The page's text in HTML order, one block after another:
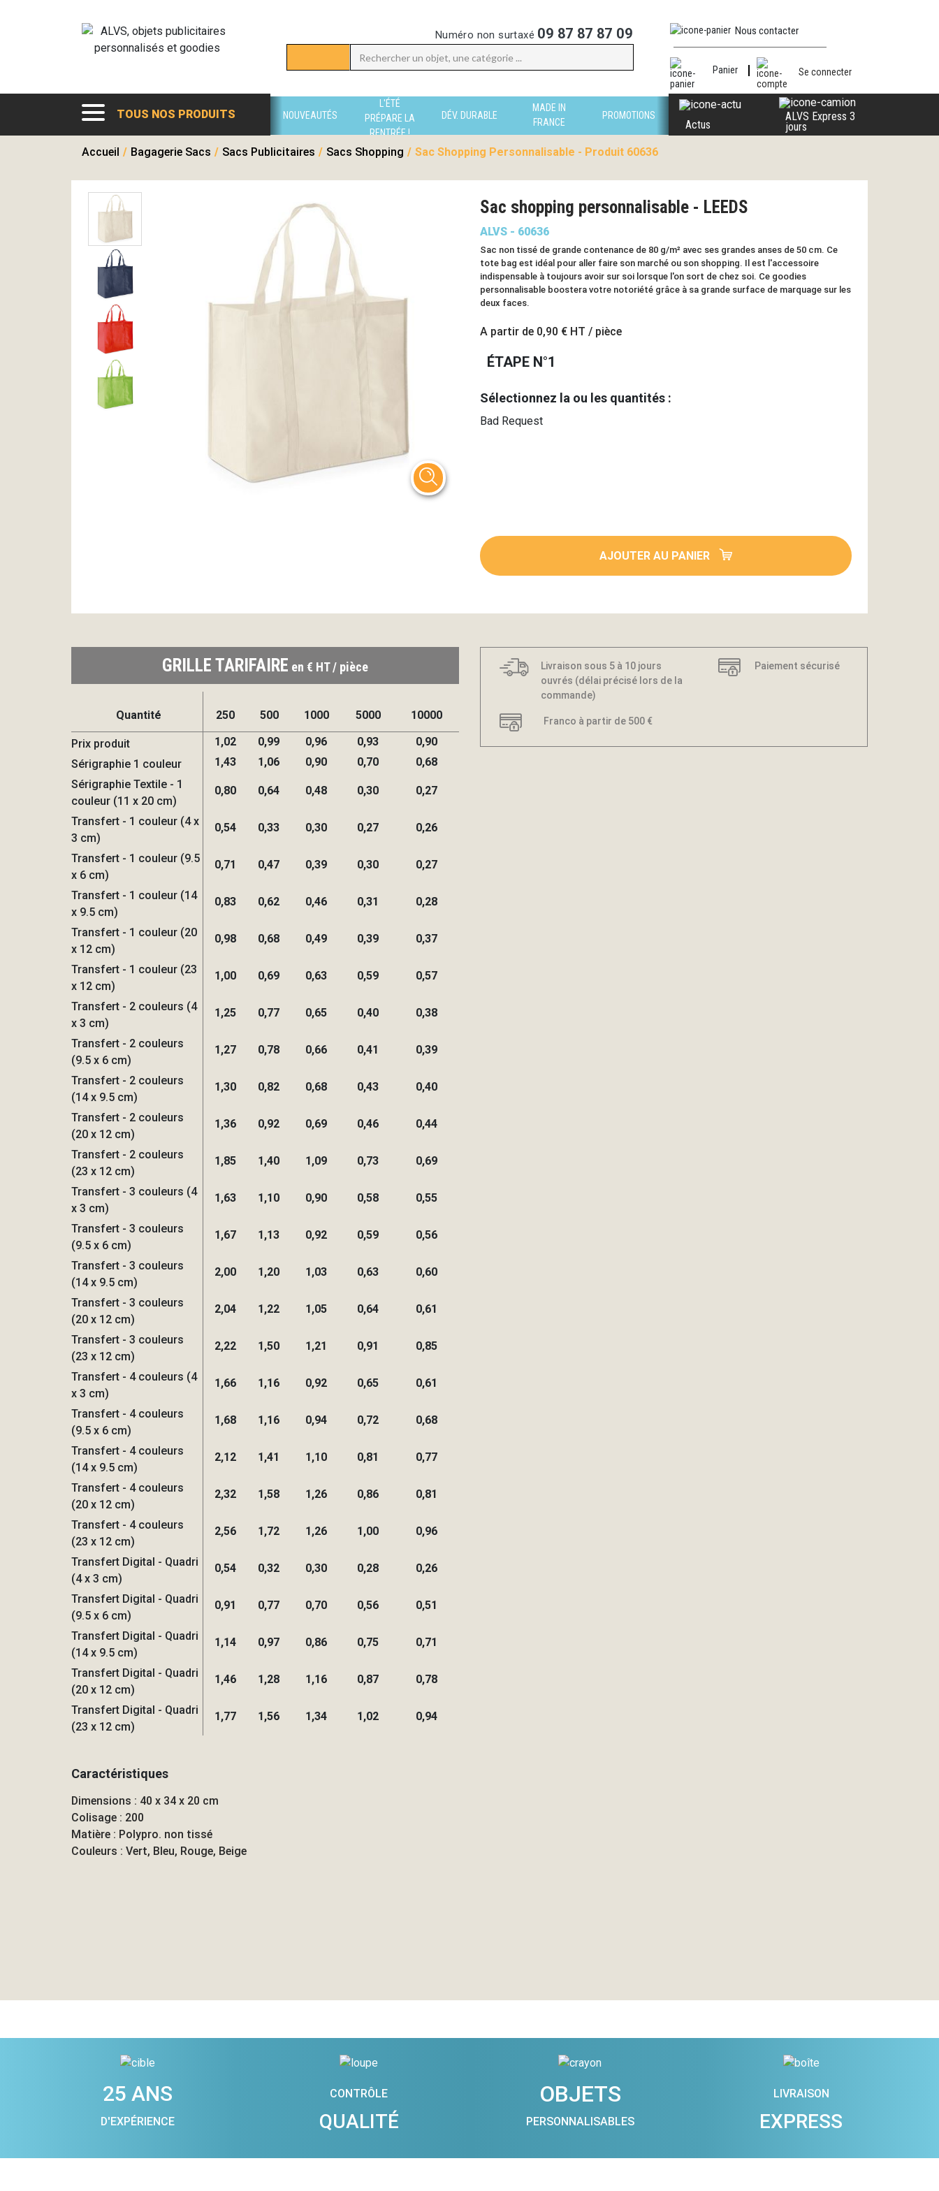
Numéro non surtaxé 09 87 87 87 09 Nous contacter
Panier Se connecter
TOUS NOS PRODUITS NOUVEAUTÉS
L'ÉTÉ
PRÉPARE LA
RENTRÉE !
DÉV. DURABLE
MADE IN
FRANCE
PROMOTIONS
Actus
ALVS Express 3
jours
Accueil / Bagagerie Sacs / Sacs Publicitaires / Sacs Shopping / Sac Shopping Personnalisable - Produit 60636
Sac shopping personnalisable - LEEDS
ALVS - 60636
Sac non tissé de grande contenance de 80 g/m² avec ses grandes anses de 50 cm. Ce
tote bag est idéal pour aller faire son marché ou son shopping. Il est l'accessoire
indispensable à toujours avoir sur soi lorsque l'on sort de chez soi. Ce goodies
personnalisable boostera votre notoriété grâce à sa grande surface de marquage sur les
deux faces.
A partir de 0,90 € HT / pièce
ÉTAPE N°1
Sélectionnez la ou les quantités :
Bad Request
AJOUTER AU PANIER
GRILLE TARIFAIRE en € HT / pièce
Quantité 250 500 1000 5000 10000
Prix produit 1,02 0,99 0,96 0,93
0,90
Sérigraphie 1 couleur
1,43 1,06 0,90 0,70
0,68
Sérigraphie Textile - 1
couleur (11 x 20 cm)
0,80 0,64 0,48 0,30 0,27
Transfert - 1 couleur (4 x
3 cm)
0,54 0,33 0,30 0,27 0,26
Transfert - 1 couleur (9.5
x 6 cm)
0,71 0,47 0,39 0,30 0,27
Transfert - 1 couleur (14
x 9.5 cm)
0,83 0,62 0,46 0,31 0,28
Transfert - 1 couleur (20
x 12 cm)
0,98 0,68 0,49 0,39 0,37
Transfert - 1 couleur (23
x 12 cm)
1,00 0,69 0,63 0,59 0,57
Transfert - 2 couleurs (4
x 3 cm)
1,25 0,77 0,65 0,40 0,38
Transfert - 2 couleurs
(9.5 x 6 cm)
1,27 0,78 0,66 0,41 0,39
Transfert - 2 couleurs
(14 x 9.5 cm)
1,30 0,82 0,68 0,43 0,40
Transfert - 2 couleurs
(20 x 12 cm)
1,36 0,92 0,69 0,46 0,44
Transfert - 2 couleurs
(23 x 12 cm)
1,85 1,40 1,09 0,73 0,69
Transfert - 3 couleurs (4
x 3 cm)
1,63 1,10 0,90 0,58 0,55
Transfert - 3 couleurs
(9.5 x 6 cm)
1,67 1,13 0,92 0,59 0,56
Transfert - 3 couleurs
(14 x 9.5 cm)
2,00 1,20 1,03 0,63 0,60
Transfert - 3 couleurs
(20 x 12 cm)
2,04 1,22 1,05 0,64 0,61
Transfert - 3 couleurs
(23 x 12 cm)
2,22 1,50 1,21 0,91 0,85
Transfert - 4 couleurs (4
x 3 cm)
1,66 1,16 0,92 0,65 0,61
Transfert - 4 couleurs
(9.5 x 6 cm)
1,68 1,16 0,94 0,72 0,68
Transfert - 4 couleurs
(14 x 9.5 cm)
2,12 1,41 1,10 0,81 0,77
Transfert - 4 couleurs
(20 x 12 cm)
2,32 1,58 1,26 0,86 0,81
Transfert - 4 couleurs
(23 x 12 cm)
2,56 1,72 1,26 1,00 0,96
Transfert Digital - Quadri
(4 x 3 cm)
0,54 0,32 0,30 0,28 0,26
Transfert Digital - Quadri
(9.5 x 6 cm)
0,91 0,77 0,70 0,56 0,51
Transfert Digital - Quadri
(14 x 9.5 cm)
1,14 0,97 0,86 0,75 0,71
Transfert Digital - Quadri
(20 x 12 cm)
1,46 1,28 1,16 0,87 0,78
Transfert Digital - Quadri
(23 x 12 cm)
1,77 1,56 1,34 1,02 0,94
Caractéristiques
Dimensions : 40 x 34 x 20 cm
Colisage : 200
Matière : Polypro. non tissé
Couleurs : Vert, Bleu, Rouge, Beige
Livraison sous 5 à 10 jours
ouvrés (délai précisé lors de la
commande)
Paiement sécurisé
Franco à partir de 500 €
25 ANS
D'EXPÉRIENCE
CONTRÔLE
QUALITÉ
OBJETS
PERSONNALISABLES
LIVRAISON
EXPRESS